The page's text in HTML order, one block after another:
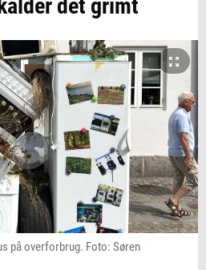
det grimt
på overforbrug. Foto: Søren